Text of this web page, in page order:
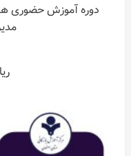
دوره آموزش حضوری